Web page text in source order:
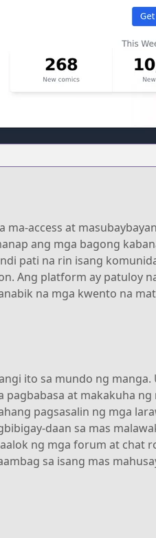
access at
ang mga bagong
pati na rin isang
Ang platform ay patuloy
na mga kwento na
ito sa mundo ng manga.
at makakuha
pagsasalin ng mga
daan sa mas
ng mga forum at chat
sa isang mas